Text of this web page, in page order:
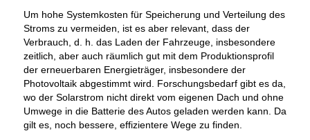
Um hohe Systemkosten für Speicherung und Verteilung des
Stroms zu vermeiden, ist es aber relevant, dass der
Verbrauch, d. h. das Laden der Fahrzeuge, insbesondere
zeitlich, aber auch räumlich gut mit dem Produktionsprofil
der erneuerbaren Energieträger, insbesondere der
Photovoltaik abgestimmt wird. Forschungsbedarf gibt es da,
wo der Solarstrom nicht direkt vom eigenen Dach und ohne
Umwege in die Batterie des Autos geladen werden kann. Da
gilt es, noch bessere, effizientere Wege zu finden.